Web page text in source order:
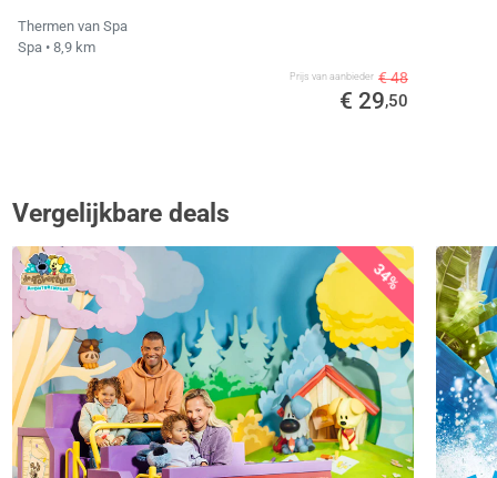
Thermen van Spa
Spa • 8,9 km
Prijs van aanbieder € 48
€ 29,50
Vergelijkbare deals
34%